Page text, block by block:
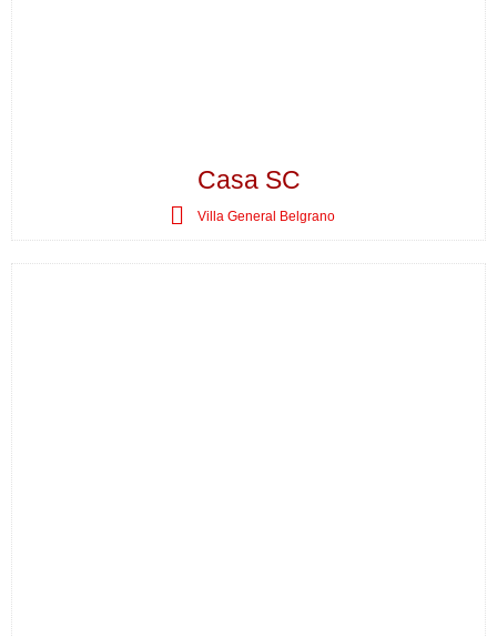
Casa SC
Villa General Belgrano